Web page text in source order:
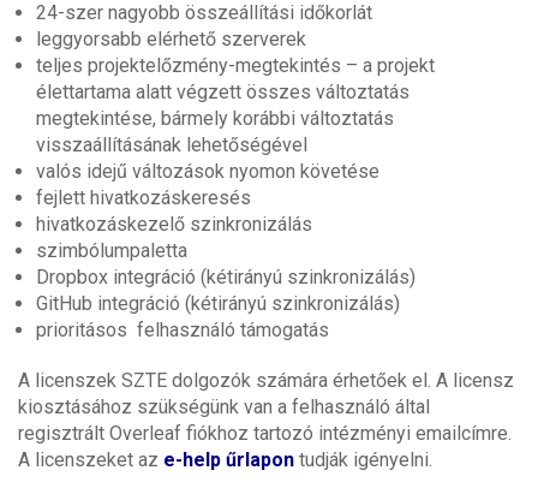
24-szer nagyobb összeállítási időkorlát
leggyorsabb elérhető szerverek
teljes projektelőzmény-megtekintés – a projekt
élettartama alatt végzett összes változtatás
megtekintése, bármely korábbi változtatás
visszaállításának lehetőségével
valós idejű változások nyomon követése
fejlett hivatkozáskeresés
hivatkozáskezelő szinkronizálás
szimbólumpaletta
Dropbox integráció (kétirányú szinkronizálás)
GitHub integráció (kétirányú szinkronizálás)
prioritásos felhasználó támogatás
A licenszek SZTE dolgozók számára érhetőek el. A licensz
kiosztásához szükségünk van a felhasználó által
regisztrált Overleaf fiókhoz tartozó intézményi emailcímre.
A licenszeket az e-help űrlapon tudják igényelni.